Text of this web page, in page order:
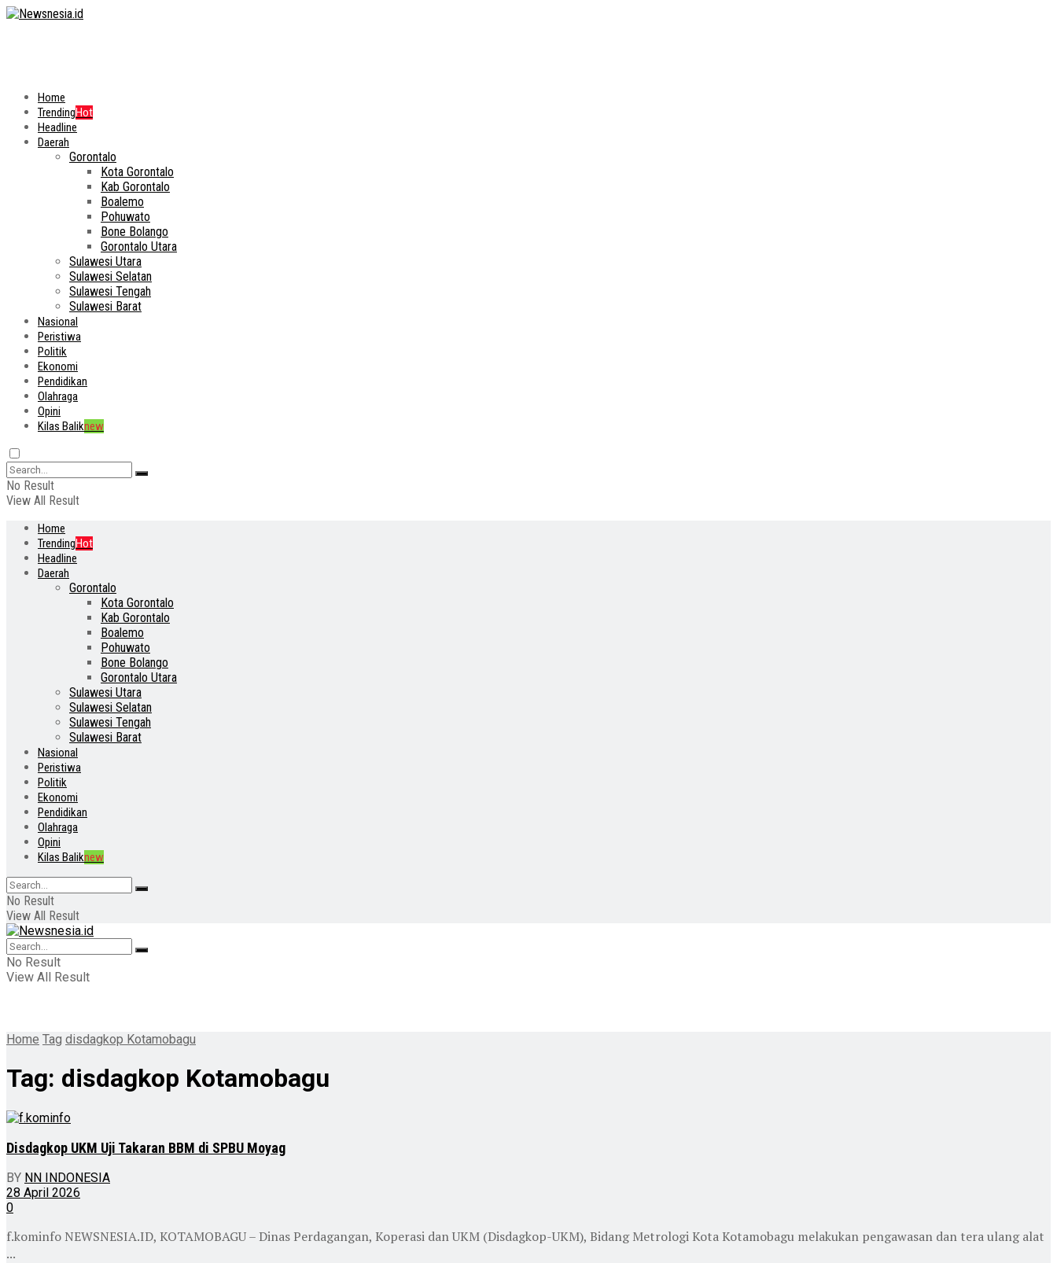
Home
TrendingHot
Headline
Daerah
Gorontalo
Kota Gorontalo
Kab Gorontalo
Boalemo
Pohuwato
Bone Bolango
Gorontalo Utara
Sulawesi Utara
Sulawesi Selatan
Sulawesi Tengah
Sulawesi Barat
Nasional
Peristiwa
Politik
Ekonomi
Pendidikan
Olahraga
Opini
Kilas Baliknew
No Result
View All Result
Home
TrendingHot
Headline
Daerah
Gorontalo
Kota Gorontalo
Kab Gorontalo
Boalemo
Pohuwato
Bone Bolango
Gorontalo Utara
Sulawesi Utara
Sulawesi Selatan
Sulawesi Tengah
Sulawesi Barat
Nasional
Peristiwa
Politik
Ekonomi
Pendidikan
Olahraga
Opini
Kilas Baliknew
No Result
View All Result
No Result
View All Result
Home Tag disdagkop Kotamobagu
Tag: disdagkop Kotamobagu
Disdagkop UKM Uji Takaran BBM di SPBU Moyag
BY NN INDONESIA
28 April 2026
0
f.kominfo NEWSNESIA.ID, KOTAMOBAGU – Dinas Perdagangan, Koperasi dan UKM (Disdagkop-UKM), Bidang Metrologi Kota Kotamobagu melakukan pengawasan dan tera ulang alat
...